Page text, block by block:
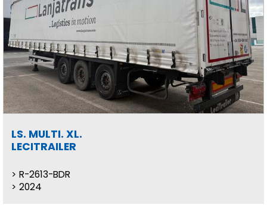
LS. MULTI. XL.
LECITRAILER
R-2613-BDR
2024